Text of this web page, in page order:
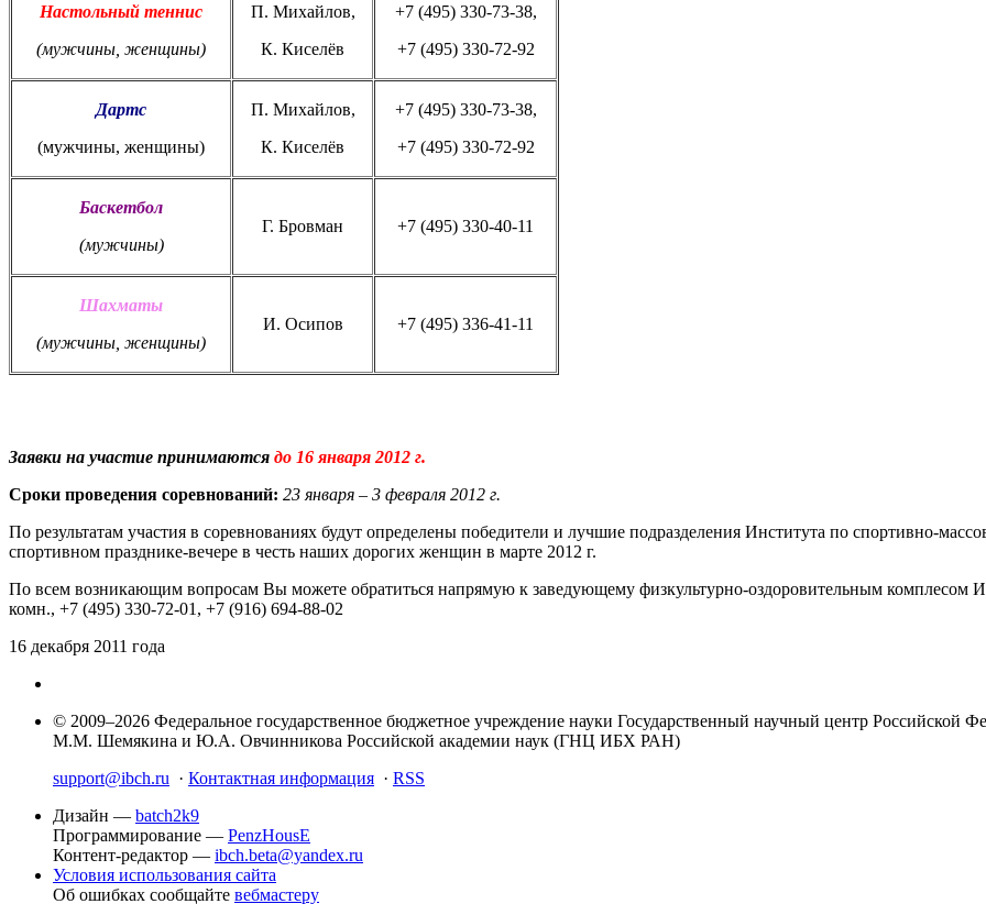
Настольный теннис
(мужчины, женщины)
П. Михайлов,
К. Киселёв
+7 (495) 330-73-38,
+7 (495) 330-72-92
Дартс
(мужчины, женщины)
П. Михайлов,
К. Киселёв
+7 (495) 330-73-38,
+7 (495) 330-72-92
Баскетбол
(мужчины)
Г. Бровман +7 (495) 330-40-11
Шахматы
(мужчины, женщины)
И. Осипов +7 (495) 336-41-11
Заявки на участие принимаются до 16 января 2012 г.
Сроки проведения соревнований: 23 января – 3 февраля 2012 г.
По результатам участия в соревнованиях будут определены победители и лучшие подразделения Института по спортивно-
спортивном празднике-вечере в честь наших дорогих женщин в марте 2012 г.
По всем возникающим вопросам Вы можете обратиться напрямую к заведующему физкультурно-оздоровительным комплесом
комн., +7 (495) 330-72-01, +7 (916) 694-88-02
16 декабря 2011 года
© 2009–2026 Федеральное государственное бюджетное учреждение науки Государственный научный центр Российской
М.М. Шемякина и Ю.А. Овчинникова Российской академии наук (ГНЦ ИБХ РАН)
support@ibch.ru · Контактная информация · RSS
Дизайн — batch2k9
Программирование — PenzHousE
Контент-редактор — ibch.beta@yandex.ru
Условия использования сайта
Об ошибках сообщайте вебмастеру